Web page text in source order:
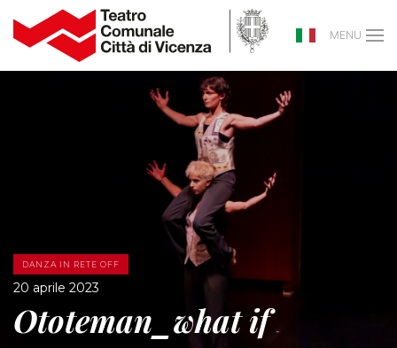
MENU
DANZA IN RETE OFF
20 aprile 2023
Ototeman_what if